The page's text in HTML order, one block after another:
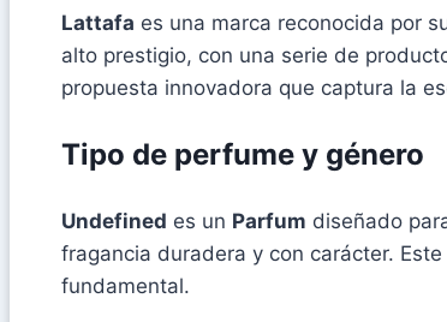
Lattafa es una marca reconocida por
alto prestigio, con una serie de
propuesta innovadora que captura la
Tipo de perfume y género
Undefined es un Parfum diseñado
fragancia duradera y con carácter.
fundamental.